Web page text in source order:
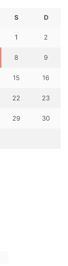
S D
1 2
8 9
15 16
22 23
29 30